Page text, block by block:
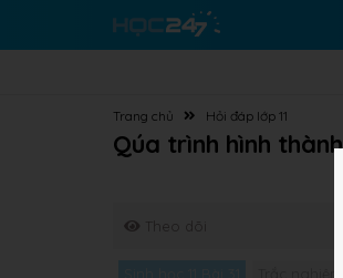
Trang chủ Hỏi đáp lớp 11
Qúa trình hình
Theo dõi